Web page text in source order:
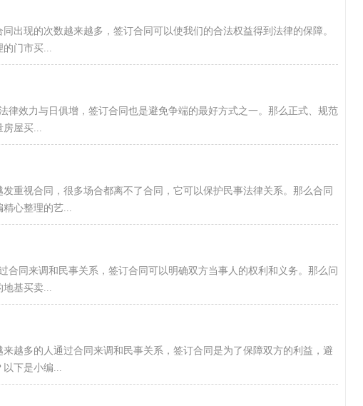
出现的次数越来越多，签订合同可以使我们的合法权益得到法律的保障。
的门市买...
律效力与日俱增，签订合同也是避免争端的最好方式之一。那么正式、规范
房屋买...
重视合同，很多场合都离不了合同，它可以保护民事法律关系。那么合同
精心整理的艺...
合同来调和民事关系，签订合同可以明确双方当事人的权利和义务。那么问
地基买卖...
越多的人通过合同来调和民事关系，签订合同是为了保障双方的利益，避
以下是小编...